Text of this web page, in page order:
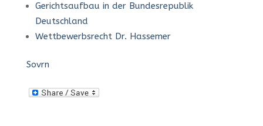
Gerichtsaufbau in der Bundesrepublik
Deutschland
Wettbewerbsrecht Dr. Hassemer
Sovrn